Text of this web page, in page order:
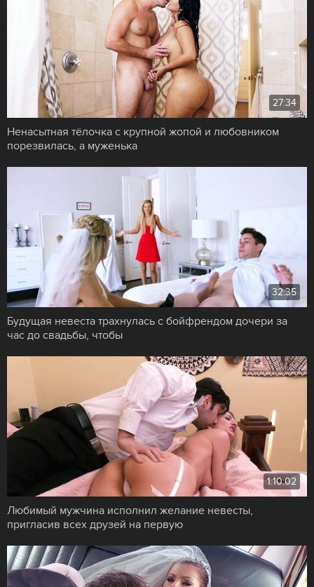
27:34
Ненасытная тёлочка с крупной жопой и любовником
порезвилась, а муженька
32:35
Будущая невеста трахнулась с бойфрендом дочери за
час до свадьбы, чтобы
1:10:02
Любимый мужчина исполнил желание невесты,
пригласив всех друзей на первую